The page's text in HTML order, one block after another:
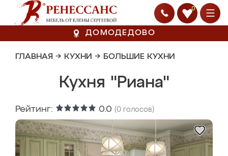
0
ДОМОДЕДОВО
ГЛАВНАЯ → КУХНИ → БОЛЬШИЕ КУХНИ
Кухня "Риана"
Рейтинг: 0.0 (0 голосов)